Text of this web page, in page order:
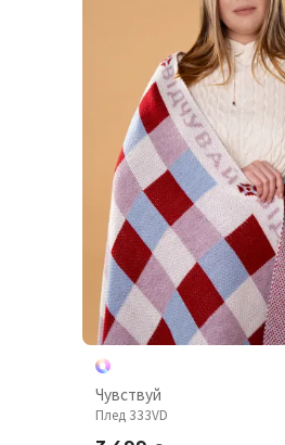
Чувствуй
Плед 333VD